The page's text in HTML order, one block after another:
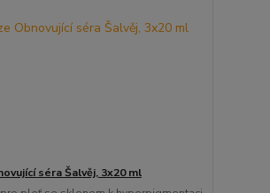
séra Šalvěj, 3x20 ml